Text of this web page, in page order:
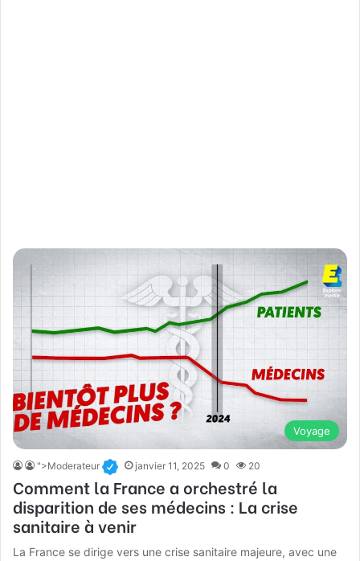
Voyage
">Moderateur janvier 11, 2025 0 20
Comment la France a orchestré la
disparition de ses médecins : La crise
sanitaire à venir
La France se dirige vers une crise sanitaire majeure, avec une